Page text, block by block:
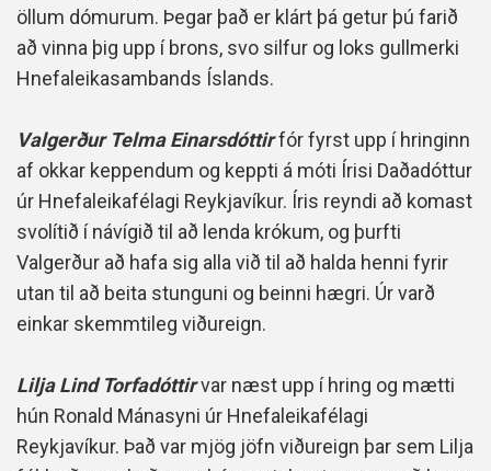
öllum dómurum. Þegar það er klárt þá getur þú farið
að vinna þig upp í brons, svo silfur og loks gullmerki
Hnefaleikasambands Íslands.
Valgerður Telma Einarsdóttirfór fyrst upp í hringinn
af okkar keppendum og keppti á móti Írisi Daðadóttur
úr Hnefaleikafélagi Reykjavíkur. Íris reyndi að komast
svolítið í návígið til að lenda krókum, og þurfti
Valgerður að hafa sig alla við til að halda henni fyrir
utan til að beita stunguni og beinni hægri. Úr varð
einkar skemmtileg viðureign.
Lilja Lind Torfadóttirvar næst upp í hring og mætti
hún Ronald Mánasyni úr Hnefaleikafélagi
Reykjavíkur. Það var mjög jöfn viðureign þar sem Lilja